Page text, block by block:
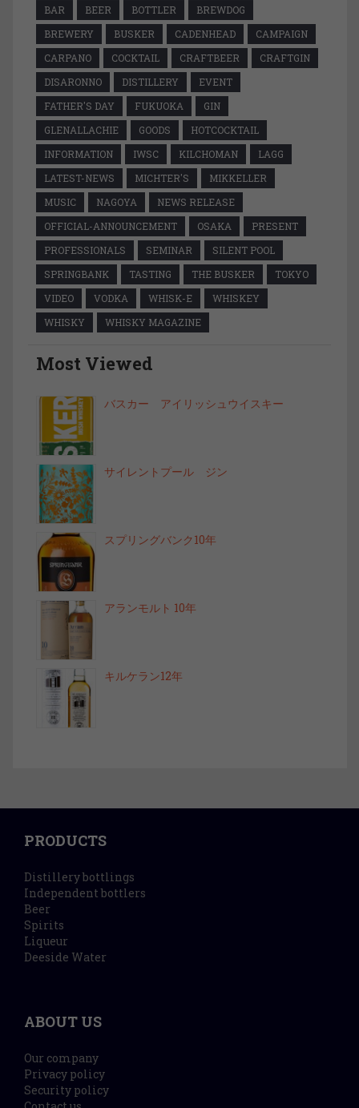
BAR
BEER BOTTLER
BREWDOG
BREWERY
BUSKER CADENHEAD
CAMPAIGN
CARPANO
COCKTAIL CRAFTBEER
CRAFTGIN
DISARONNO
DISTILLERY
EVENT
FATHER'S DAY
FUKUOKA
GIN
GLENALLACHIE
GOODS
HOTCOCKTAIL
INFORMATION
IWSC KILCHOMAN
LAGG
LATEST-NEWS
MICHTER'S
MIKKELLER
MUSIC
NAGOYA
NEWS RELEASE
OFFICIAL-ANNOUNCEMENT
OSAKA
PRESENT
PROFESSIONALS
SEMINAR
SILENT POOL
SPRINGBANK
TASTING THE BUSKER
TOKYO
VIDEO
VODKA WHISK-E
WHISKEY
WHISKY
WHISKY MAGAZINE
Most Viewed
バスカー アイリッシュウイスキー
サイレントプール ジン
スプリングバンク10年
アランモルト 10年
キルケラン12年
PRODUCTS
Distillery bottlings
Independent bottlers
Beer
Spirits
Liqueur
Deeside Water
ABOUT US
Our company
Privacy policy
Security policy